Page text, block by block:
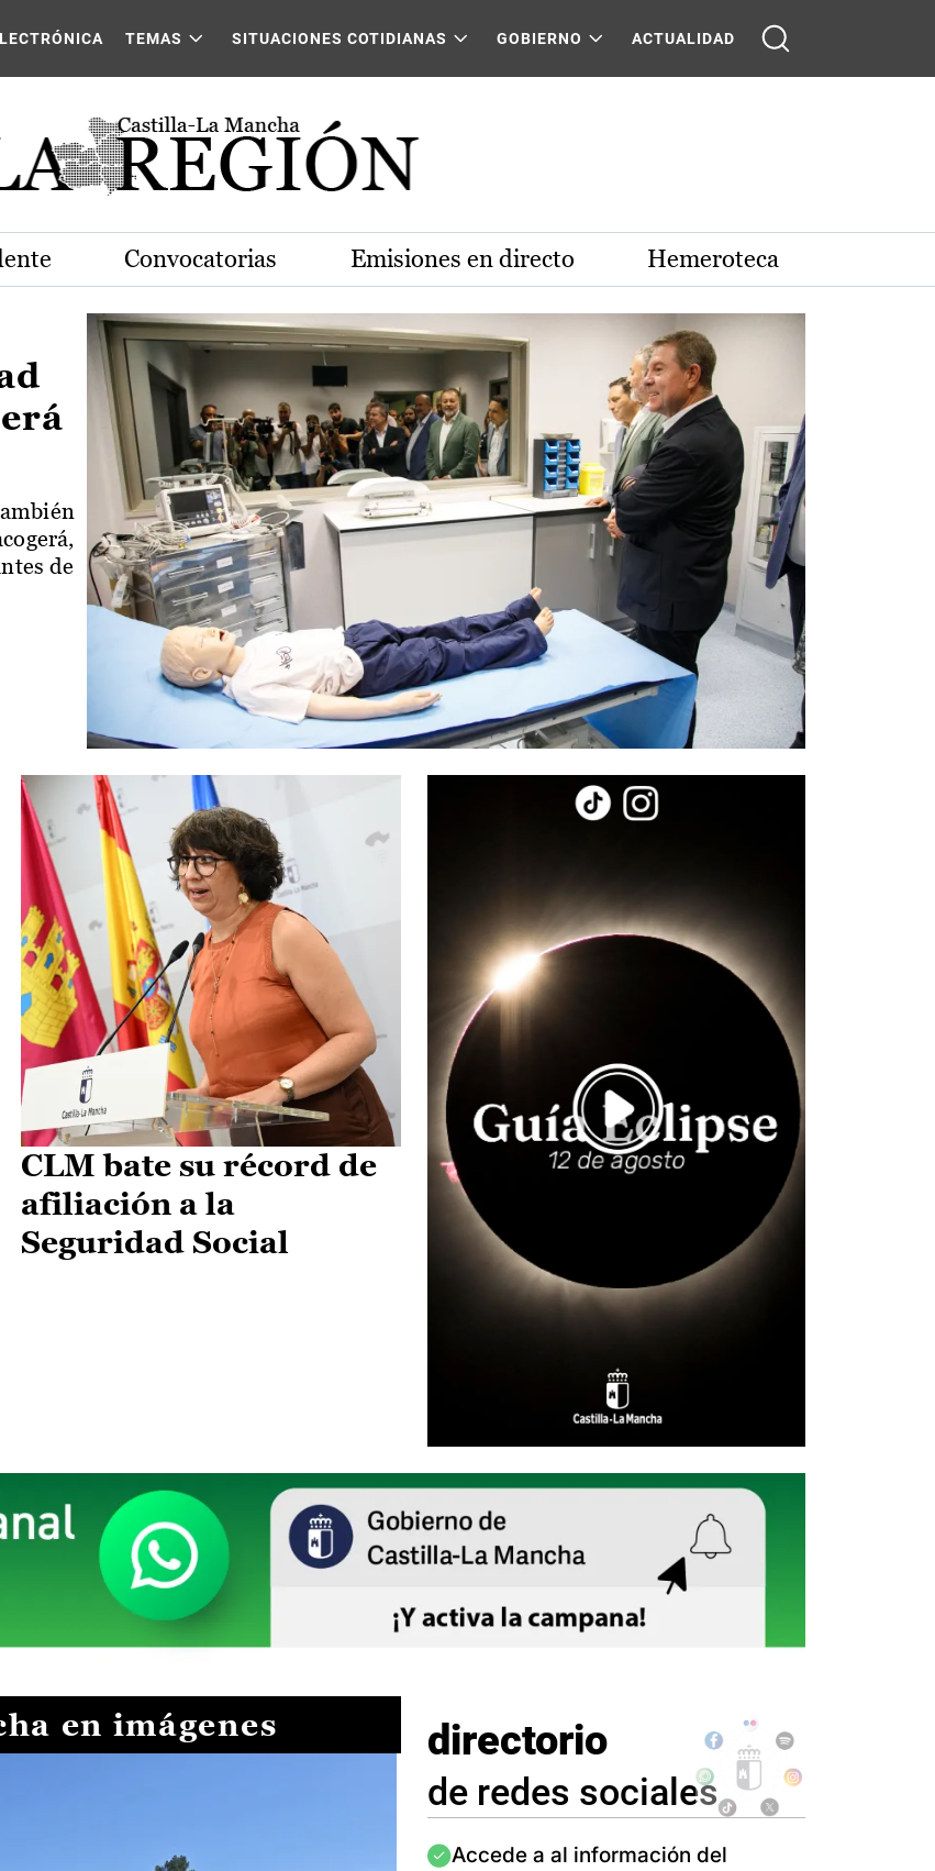
La Mancha
TEMAS SITUACIONES COTIDIANAS GOBIERNO ACTUALIDAD
Convocatorias Emisiones en directo Hemeroteca
de
CLM bate su récord de
afiliación a la
Seguridad Social
en imágenes directorio
de redes sociales
Imagen
Accede a al información del